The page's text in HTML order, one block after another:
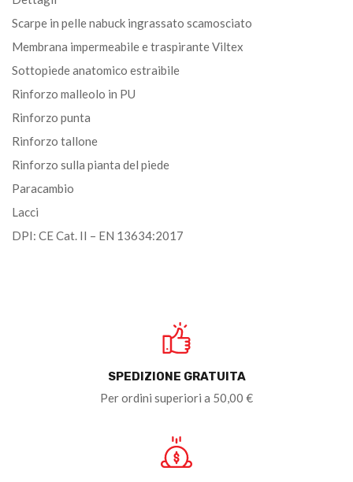
Scarpe in pelle nabuck ingrassato scamosciato
Membrana impermeabile e traspirante Viltex
Sottopiede anatomico estraibile
Rinforzo malleolo in PU
Rinforzo punta
Rinforzo tallone
Rinforzo sulla pianta del piede
Paracambio
Lacci
DPI: CE Cat. II – EN 13634:2017
SPEDIZIONE GRATUITA
Per ordini superiori a 50,00 €